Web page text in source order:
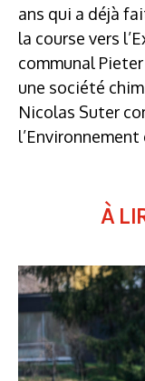
ans qui a déjà
la course vers
communal
une société
Nicolas Suter
À